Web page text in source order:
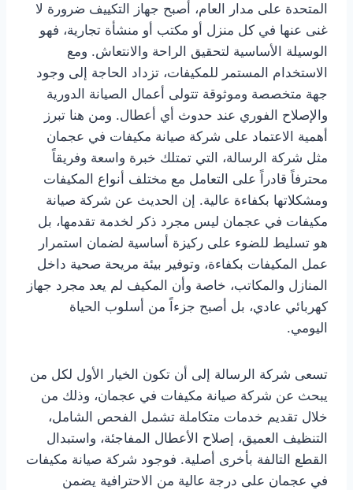
المتحدة على مدار العام، أصبح جهاز التكييف ضرورة لا
غنى عنها في كل منزل أو مكتب أو منشأة تجارية، فهو
الوسيلة الأساسية لتحقيق الراحة والانتعاش. ومع
الاستخدام المستمر للمكيفات، تزداد الحاجة إلى وجود
جهة متخصصة وموثوقة تتولى أعمال الصيانة الدورية
والإصلاح الفوري عند حدوث أي أعطال. ومن هنا تبرز
أهمية الاعتماد على شركة صيانة مكيفات في عجمان
مثل شركة الرسالة، التي تمتلك خبرة واسعة وفريقاً
محترفاً قادراً على التعامل مع مختلف أنواع المكيفات
ومشكلاتها بكفاءة عالية. إن الحديث عن شركة صيانة
مكيفات في عجمان ليس مجرد ذكر لخدمة تقدمها، بل
هو تسليط للضوء على ركيزة أساسية لضمان استمرار
عمل المكيفات بكفاءة، وتوفير بيئة مريحة صحية داخل
المنازل والمكاتب، خاصة وأن المكيف لم يعد مجرد جهاز
كهربائي عادي، بل أصبح جزءاً من أسلوب الحياة
اليومي.
تسعى شركة الرسالة إلى أن تكون الخيار الأول لكل من
يبحث عن شركة صيانة مكيفات في عجمان، وذلك من
خلال تقديم خدمات متكاملة تشمل الفحص الشامل،
التنظيف العميق، إصلاح الأعطال المفاجئة، واستبدال
القطع التالفة بأخرى أصلية. فوجود شركة صيانة مكيفات
في عجمان على درجة عالية من الاحترافية يضمن